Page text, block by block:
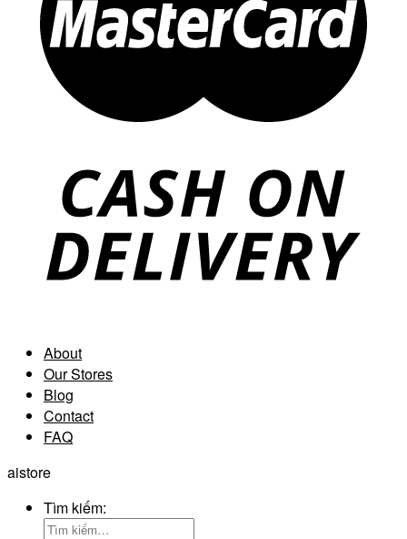
About
Our Stores
Blog
Contact
FAQ
aistore
Tìm kiếm: